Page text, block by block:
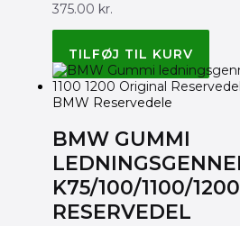
375.00 kr.
BMW ORIGINAL 11141461466
TILFØJ TIL KURV
BMW Reservedele
BMW GUMMI
K75/100/1100/
RESERVEDEL